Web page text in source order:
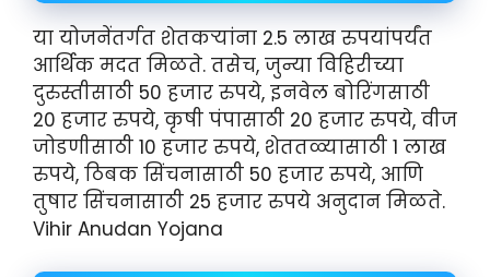
या योजनेंतर्गत शेतकऱ्यांना 2.5 लाख रुपयांपर्यंत
आर्थिक मदत मिळते. तसेच, जुन्या विहिरीच्या
दुरुस्तीसाठी 50 हजार रुपये, इनवेल बोरिंगसाठी
20 हजार रुपये, कृषी पंपासाठी 20 हजार रुपये, वीज
जोडणीसाठी 10 हजार रुपये, शेततळ्यासाठी 1 लाख
रुपये, ठिबक सिंचनासाठी 50 हजार रुपये, आणि
तुषार सिंचनासाठी 25 हजार रुपये अनुदान मिळते.
Vihir Anudan Yojana